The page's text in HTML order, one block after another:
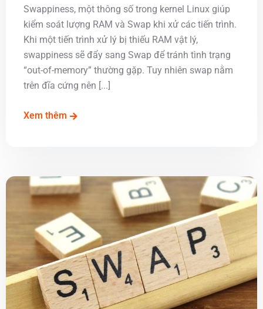
Swappiness, một thông số trong kernel Linux giúp
kiểm soát lượng RAM và Swap khi xử các tiến trình.
Khi một tiến trình xử lý bị thiếu RAM vật lý,
swappiness sẽ đẩy sang Swap để tránh tình trạng
“out-of-memory” thường gặp. Tuy nhiên swap nằm
trên đĩa cứng nên [...]
Xem thêm